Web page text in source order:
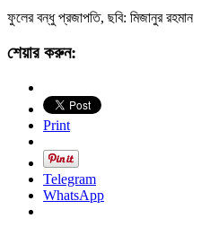
ফুলের বন্ধু প্রজাপতি, ছবি: মিজানুর রহমান
শেয়ার করুন:
Print
Telegram
WhatsApp